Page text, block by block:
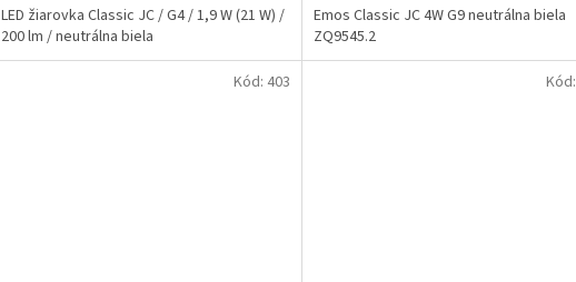
LED žiarovka Classic JC / G4 / 1,9 W (21 W) /
200 lm / neutrálna biela
Emos Classic JC 4W G9 neutrálna biela
ZQ9545.2
Kód: 403 Kód: